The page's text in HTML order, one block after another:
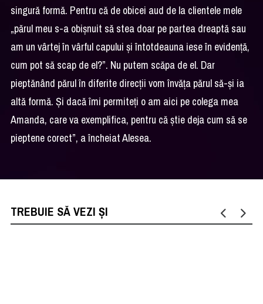
singură formă. Pentru că de obicei aud de la clientele mele
„părul meu s-a obișnuit să stea doar pe partea dreaptă sau
am un vârtej în vârful capului și întotdeauna iese în evidență,
cum pot să scap de el?”. Nu putem scăpa de el. Dar
pieptănând părul în diferite direcții vom învăța părul să-și ia
altă formă. Și dacă îmi permiteți o am aici pe colega mea
Amanda, care va exemplifica, pentru că știe deja cum să se
pieptene corect”, a încheiat Alesea.
TREBUIE SĂ VEZI ȘI